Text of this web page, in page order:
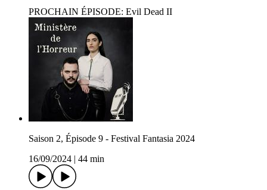
PROCHAIN ÉPISODE: Evil Dead II
Saison 2, Épisode 9 - Festival Fantasia 2024
16/09/2024
44 min